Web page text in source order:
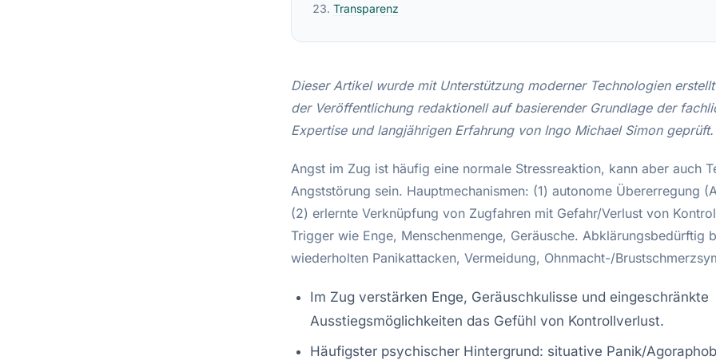
Transparenz
Dieser Artikel wurde mit Unterstützung moderner Technologien
der Veröffentlichung redaktionell auf basierender Grundlage der
Expertise und langjährigen Erfahrung von Ingo Michael Simon geprüft.
Angst im Zug ist häufig eine normale Stressreaktion, kann aber auch
Angststörung sein. Hauptmechanismen: (1) autonome Übererregung
(2) erlernte Verknüpfung von Zugfahren mit Gefahr/Verlust von
Trigger wie Enge, Menschenmenge, Geräusche. Abklärungsbedürftig
wiederholten Panikattacken, Vermeidung, Ohnmacht-/
Im Zug verstärken Enge, Geräuschkulisse und eingeschränkte
Ausstiegsmöglichkeiten das Gefühl von Kontrollverlust.
Häufigster psychischer Hintergrund: situative Panik/